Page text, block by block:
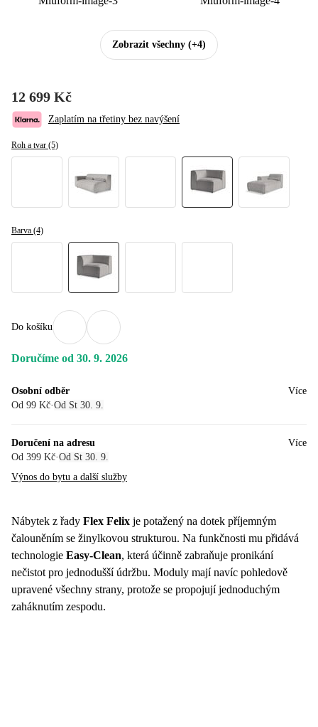
Zobrazit všechny (+4)
12 699 Kč
Zaplatím na třetiny bez navýšení
Roh a tvar (5)
Barva (4)
Do košíku
Doručíme od 30. 9. 2026
Osobní odběr
Od 99 Kč·Od St 30. 9.
Více
Doručení na adresu
Od 399 Kč·Od St 30. 9.
Výnos do bytu a další služby
Více
Nábytek z řady Flex Felix je potažený na dotek příjemným
čalouněním se žinylkovou strukturou. Na funkčnosti mu přidává
technologie Easy-Clean, která účinně zabraňuje pronikání
nečistot pro jednodušší údržbu. Moduly mají navíc pohledově
upravené všechny strany, protože se propojují jednoduchým
zaháknutím zespodu.